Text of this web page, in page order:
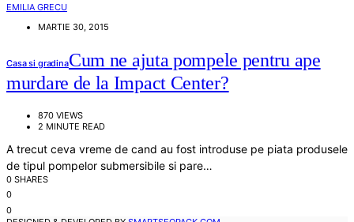
EMILIA GRECU
MARTIE 30, 2015
Casa si gradinaCum ne ajuta pompele pentru ape
murdare de la Impact Center?
870 VIEWS
2 MINUTE READ
A trecut ceva vreme de cand au fost introduse pe piata produsele
de tipul pompelor submersibile si pare…
0 SHARES
0
0